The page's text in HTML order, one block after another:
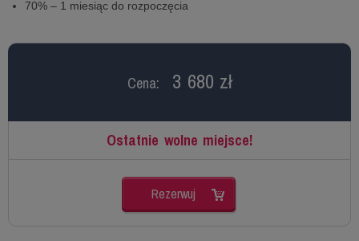
70% – 1 miesiąc do rozpoczęcia
Cena: 3 680 zł
Ostatnie wolne miejsce!
Rezerwuj